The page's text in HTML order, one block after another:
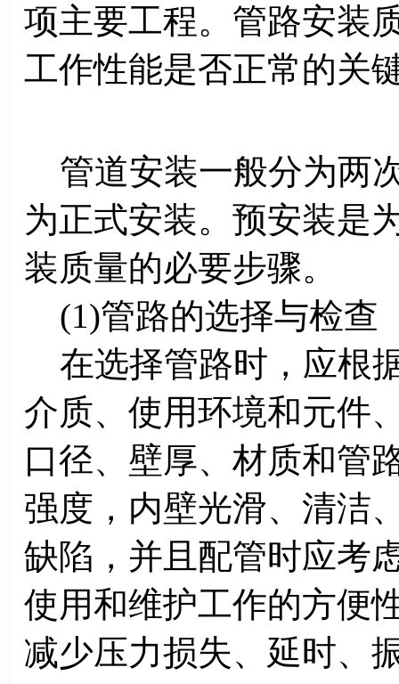
项主要工程。管路安装
工作性能是否正常的关
管道安装一般分为两
为正式安装。预安装是
装质量的必要步骤。
(1)管路的选择与检查
在选择管路时，应根
介质、使用环境和元件
口径、壁厚、材质和管
强度，内壁光滑、清洁
缺陷，并且配管时应考
使用和维护工作的方便
减少压力损失、延时、